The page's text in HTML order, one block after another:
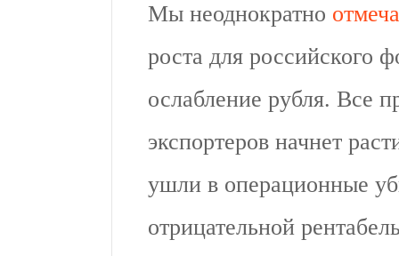
Мы неоднократно
роста для российского
ослабление рубля. Все
экспортеров начнет
ушли в операционные
отрицательной